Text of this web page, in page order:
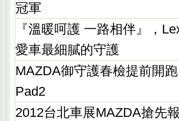
冠軍
『溫暖呵護 一路相伴』，
愛車最細膩的守護
MAZDA御守護春檢提前開
Pad2
2012台北車展MAZDA搶先